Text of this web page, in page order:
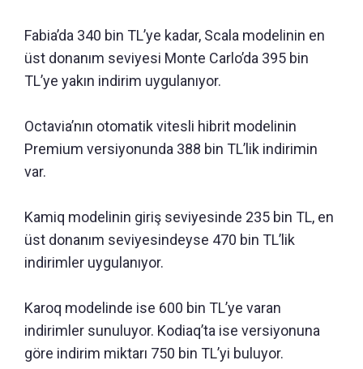
Fabia’da 340 bin TL’ye kadar, Scala modelinin en
üst donanım seviyesi Monte Carlo’da 395 bin
TL’ye yakın indirim uygulanıyor.
Octavia’nın otomatik vitesli hibrit modelinin
Premium versiyonunda 388 bin TL’lik indirimin
var.
Kamiq modelinin giriş seviyesinde 235 bin TL, en
üst donanım seviyesindeyse 470 bin TL’lik
indirimler uygulanıyor.
Karoq modelinde ise 600 bin TL’ye varan
indirimler sunuluyor. Kodiaq’ta ise versiyonuna
göre indirim miktarı 750 bin TL’yi buluyor.